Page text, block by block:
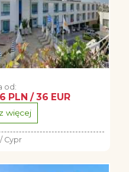
od:
PLN / 36 EUR
więcej
Cypr